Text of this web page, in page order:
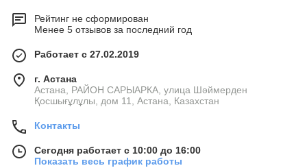
Рейтинг не сформирован
Менее 5 отзывов за последний год
Работает с 27.02.2019
г. Астана
Астана, РАЙОН САРЫАРКА, улица Шәймерден
Қосшығұлұлы, дом 11, Астана, Казахстан
Контакты
Сегодня работает с 10:00 до 16:00
Показать весь график работы